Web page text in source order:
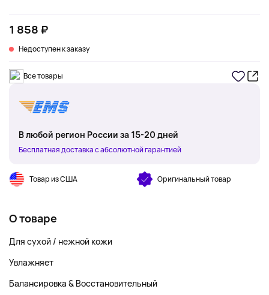
1 858 ₽
Недоступен к заказу
Все товары
В любой регион России за 15-20 дней
Бесплатная доставка с абсолютной гарантией
Товар из США Оригинальный товар
О товаре
Для сухой / нежной кожи
Увлажняет
Балансировка & Восстановительный